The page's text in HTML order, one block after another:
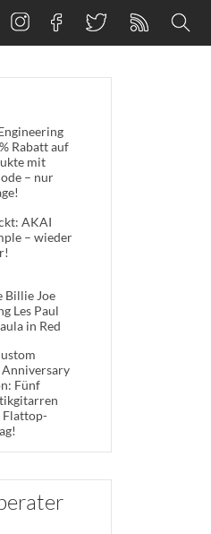
Rabatt auf
mit
– nur
AKAI
– wieder
Billie Joe
Les Paul
in Red
Fünf
Flattop-